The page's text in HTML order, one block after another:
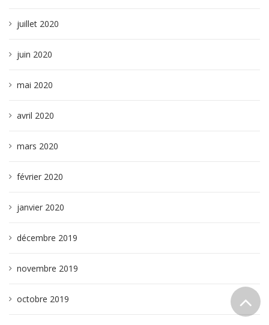
juillet 2020
juin 2020
mai 2020
avril 2020
mars 2020
février 2020
janvier 2020
décembre 2019
novembre 2019
octobre 2019